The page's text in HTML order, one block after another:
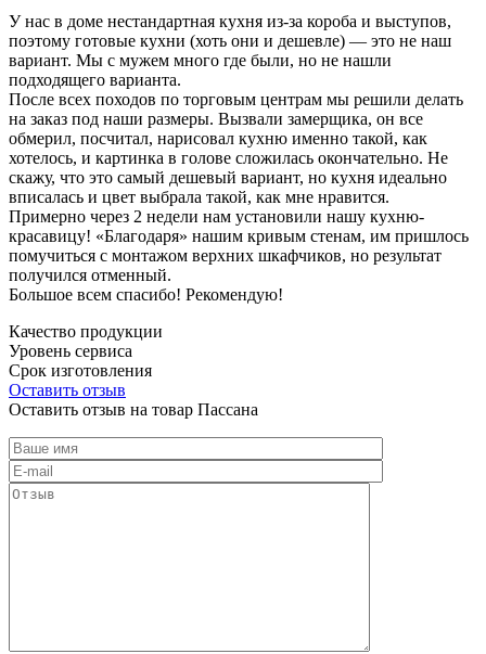
У нас в доме нестандартная кухня из-за короба и выступов,
поэтому готовые кухни (хоть они и дешевле) — это не наш
вариант. Мы с мужем много где были, но не нашли
подходящего варианта.
После всех походов по торговым центрам мы решили делать
на заказ под наши размеры. Вызвали замерщика, он все
обмерил, посчитал, нарисовал кухню именно такой, как
хотелось, и картинка в голове сложилась окончательно. Не
скажу, что это самый дешевый вариант, но кухня идеально
вписалась и цвет выбрала такой, как мне нравится.
Примерно через 2 недели нам установили нашу кухню-
красавицу! «Благодаря» нашим кривым стенам, им пришлось
помучиться с монтажом верхних шкафчиков, но результат
получился отменный.
Большое всем спасибо! Рекомендую!
Качество продукции
Уровень сервиса
Срок изготовления
Оставить отзыв
Оставить отзыв на товар Пассана